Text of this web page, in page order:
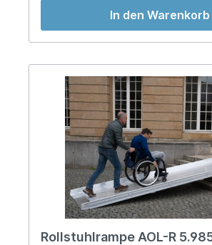
In den Warenkorb
Rollstuhlrampe AOL-R